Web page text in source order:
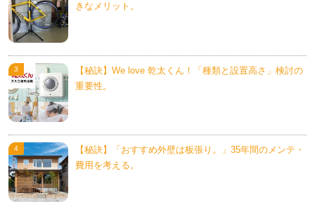
きなメリット。
【秘訣】We love 乾太くん！「種類と設置高さ」検討の
重要性。
【秘訣】「おすすめ外壁は板張り。」35年間のメンテ・
費用を考える。